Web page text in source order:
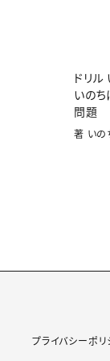
ドリ
いの
問題
著 いの
プライバシーポリ